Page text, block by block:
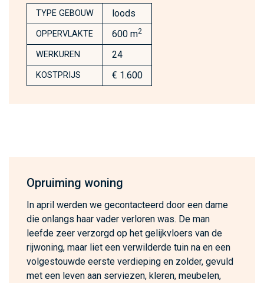
TYPE GEBOUW loods
OPPERVLAKTE 600 m2
WERKUREN 24
KOSTPRIJS € 1.600
Opruiming woning
In april werden we gecontacteerd door een dame
die onlangs haar vader verloren was. De man
leefde zeer verzorgd op het gelijkvloers van de
rijwoning, maar liet een verwilderde tuin na en een
volgestouwde eerste verdieping en zolder, gevuld
met een leven aan serviezen, kleren, meubelen,